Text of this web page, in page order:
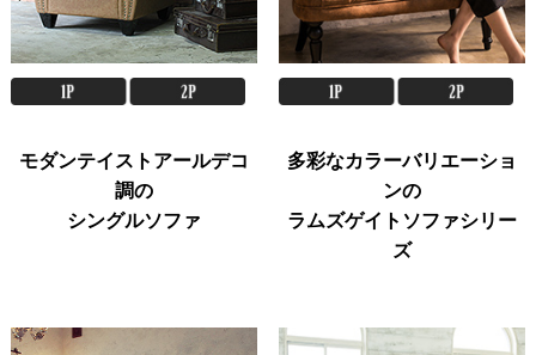
モダンテイストアールデコ
調の
シングルソファ
多彩なカラーバリエーショ
ンの
ラムズゲイトソファシリー
ズ